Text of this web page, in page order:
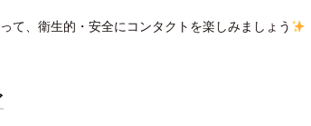
て、衛生的・安全にコンタクトを楽しみましょう